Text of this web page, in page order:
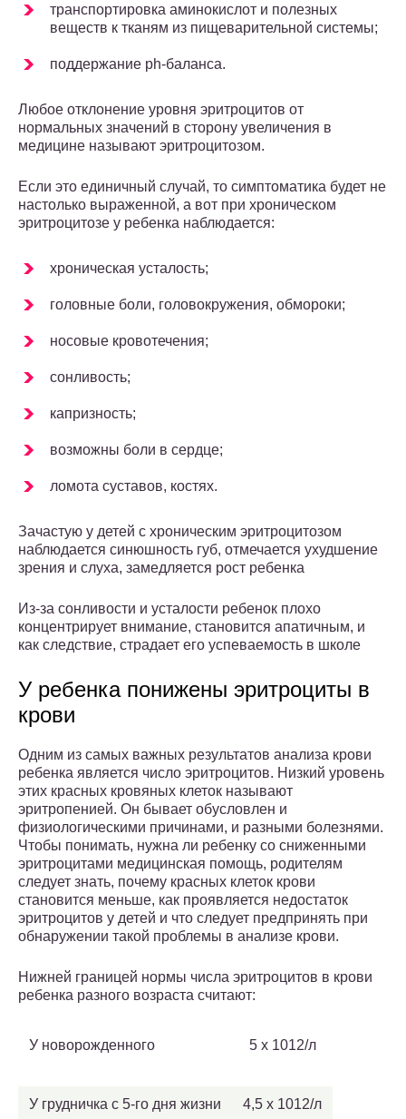
транспортировка аминокислот и полезных
веществ к тканям из пищеварительной системы;
поддержание ph-баланса.
Любое отклонение уровня эритроцитов от
нормальных значений в сторону увеличения в
медицине называют эритроцитозом.
Если это единичный случай, то симптоматика будет не
настолько выраженной, а вот при хроническом
эритроцитозе у ребенка наблюдается:
хроническая усталость;
головные боли, головокружения, обмороки;
носовые кровотечения;
сонливость;
капризность;
возможны боли в сердце;
ломота суставов, костях.
Зачастую у детей с хроническим эритроцитозом
наблюдается синюшность губ, отмечается ухудшение
зрения и слуха, замедляется рост ребенка
Из-за сонливости и усталости ребенок плохо
концентрирует внимание, становится апатичным, и
как следствие, страдает его успеваемость в школе
У ребенка понижены эритроциты в
крови
Одним из самых важных результатов анализа крови
ребенка является число эритроцитов. Низкий уровень
этих красных кровяных клеток называют
эритропенией. Он бывает обусловлен и
физиологическими причинами, и разными болезнями.
Чтобы понимать, нужна ли ребенку со сниженными
эритроцитами медицинская помощь, родителям
следует знать, почему красных клеток крови
становится меньше, как проявляется недостаток
эритроцитов у детей и что следует предпринять при
обнаружении такой проблемы в анализе крови.
Нижней границей нормы числа эритроцитов в крови
ребенка разного возраста считают:
У новорожденного 5 х 1012/л
У грудничка с 5-го дня жизни 4,5 х 1012/л